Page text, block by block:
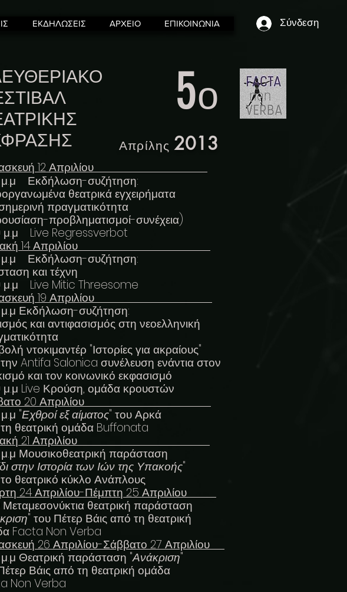
ΕΚΔΗΛΩΣΕΙΣ ΑΡΧΕΙΟ ΕΠΙΚΟΙΝΩΝΙΑ Σύνδεση
5ο
Απρίλης 2013
12 Απριλίου
μ.μ Εκδήλωση-συζήτηση:
θεατρικά εγχειρήματα
πραγματικότητα
προβληματισμοί-συνέχεια)
μ.μ Live Regressverbot
14 Απριλίου
μ.μ Εκδήλωση-συζήτηση:
και τέχνη
μ.μ Live Mitic Threesome
19 Απριλίου
Εκδήλωση-συζήτηση:
και αντιφασισμός στη νεοελληνική
ντοκιμαντέρ "Ιστορίες για ακραίους"
Antifa Salonica συνέλευση ενάντια στον
και τον κοινωνικό εκφασισμό
μ.μ Live Κρούση, ομάδα κρουστών
20 Απριλίου
"Εχθροί εξ αίματος" του Αρκά
θεατρική ομάδα Buffonata
21 Απριλίου
Μουσικοθεατρική παράσταση
στην Ιστορία των Ιών της Υπακοής"
θεατρικό κύκλο Ανάπλους
24 Απριλίου-Πέμπτη 25 Απριλίου
Μεταμεσονύκτια θεατρική παράσταση
" του Πέτερ Βάις από τη θεατρική
Facta Non Verba
26 Απριλίου-Σάββατο 27 Απριλίου
Θεατρική παράσταση "Ανάκριση"
Βάις από τη θεατρική ομάδα
Non Verba